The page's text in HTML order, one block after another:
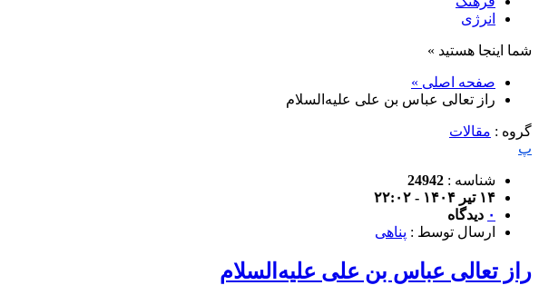
انرژی
شما اینجا هستید »
صفحه اصلی »
راز تعالی عباس بن علی علیه‌السلام
گروه : مقالات
پ
شناسه : 24942
۱۴ تیر ۱۴۰۴ - ۲۲:۰۲
۰ دیدگاه
ارسال توسط : پناهی
راز تعالی عباس بن علی علیه‌السلام